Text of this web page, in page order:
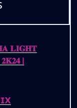
𝐋𝐈𝐆𝐇𝐓
|